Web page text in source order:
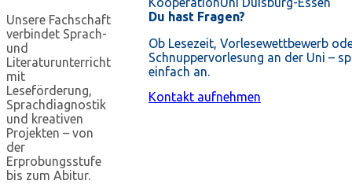
Unsere Fachschaft
verbindet Sprach-
und
Literaturunterricht
mit
Leseförderung,
Sprachdiagnostik
und kreativen
Projekten – von
der
Erprobungsstufe
bis zum Abitur.
Du hast Fragen?
Ob Lesezeit, Vorlesewettbewerb
Schnuppervorlesung an der Uni –
einfach an.
Kontakt aufnehmen